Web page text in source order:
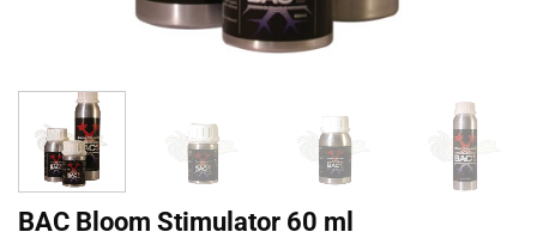
BAC Bloom Stimulator 60 ml